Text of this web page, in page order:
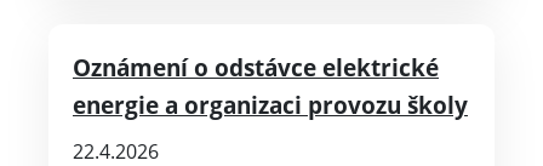
Oznámení o odstávce elektrické
energie a organizaci provozu školy
22.4.2026